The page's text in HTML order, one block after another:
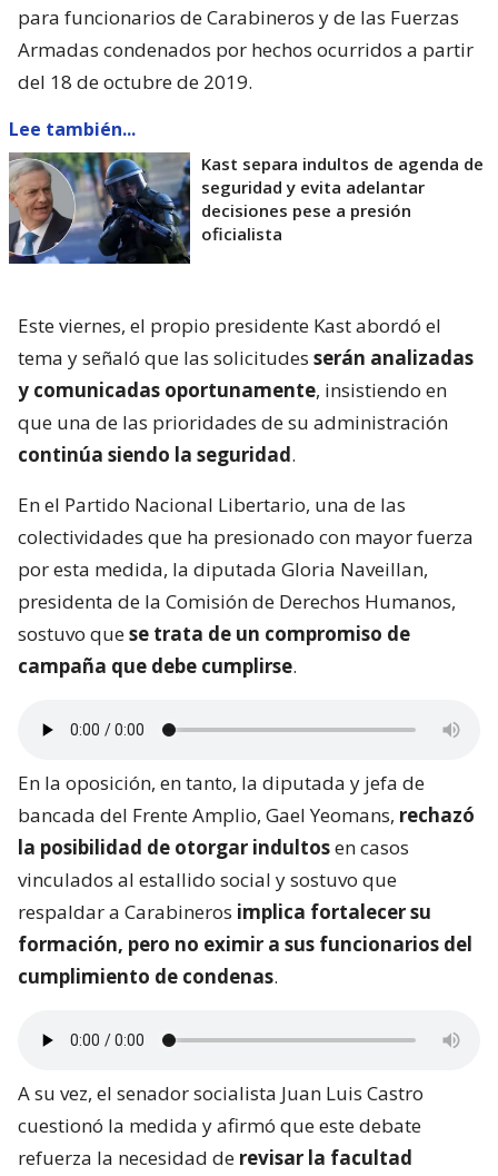
para funcionarios de Carabineros y de las Fuerzas
Armadas condenados por hechos ocurridos a partir
del 18 de octubre de 2019.
Lee también...
Kast separa indultos de agenda de
seguridad y evita adelantar
decisiones pese a presión
oficialista
Este viernes, el propio presidente Kast abordó el
tema y señaló que las solicitudes serán analizadas
y comunicadas oportunamente, insistiendo en
que una de las prioridades de su administración
continúa siendo la seguridad.
En el Partido Nacional Libertario, una de las
colectividades que ha presionado con mayor fuerza
por esta medida, la diputada Gloria Naveillan,
presidenta de la Comisión de Derechos Humanos,
sostuvo quese trata de un compromiso de
campaña que debe cumplirse.
En la oposición, en tanto, la diputada y jefa de
bancada del Frente Amplio, Gael Yeomans, rechazó
la posibilidad de otorgar indultosen casos
vinculados al estallido social y sostuvo que
respaldar a Carabineros implica fortalecer su
formación, pero no eximir a sus funcionarios del
cumplimiento de condenas.
A su vez, el senador socialista Juan Luis Castro
cuestionó la medida y afirmó que este debate
refuerza la necesidad de revisar la facultad